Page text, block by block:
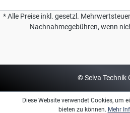
* Alle Preise inkl. gesetzl.
Nachnahmegebühren, wenn
© Selva Technik
Diese Website verwendet Cookies, um
bieten zu können. Mehr